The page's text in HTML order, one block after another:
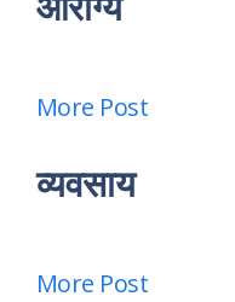
More Post
व्यवसाय
More Post